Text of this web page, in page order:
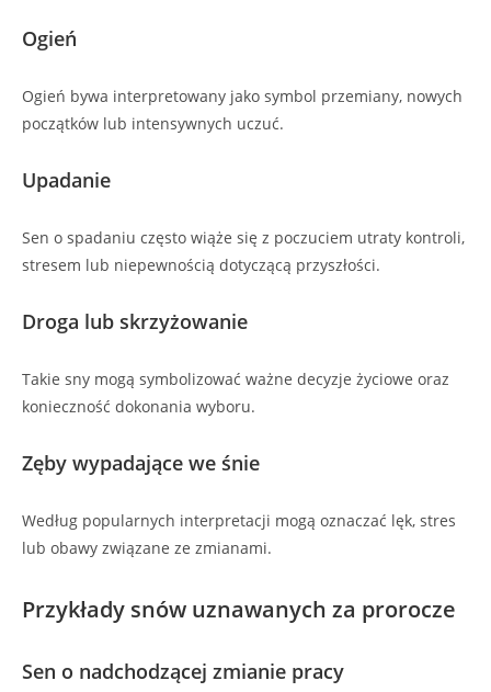
Ogień
Ogień bywa interpretowany jako symbol przemiany, nowych
początków lub intensywnych uczuć.
Upadanie
Sen o spadaniu często wiąże się z poczuciem utraty kontroli,
stresem lub niepewnością dotyczącą przyszłości.
Droga lub skrzyżowanie
Takie sny mogą symbolizować ważne decyzje życiowe oraz
konieczność dokonania wyboru.
Zęby wypadające we śnie
Według popularnych interpretacji mogą oznaczać lęk, stres
lub obawy związane ze zmianami.
Przykłady snów uznawanych za prorocze
Sen o nadchodzącej zmianie pracy